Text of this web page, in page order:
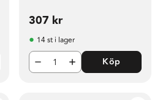
307 kr
14 st i lager
Köp